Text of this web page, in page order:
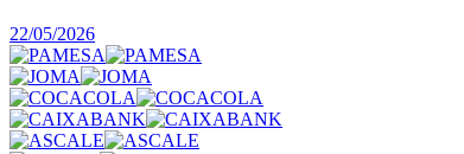
22/05/2026